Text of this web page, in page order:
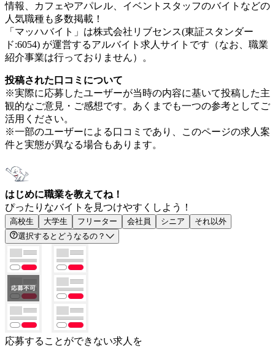
情報、カフェやアパレル、イベントスタッフのバイトなどの
人気職種も多数掲載！
「マッハバイト」は株式会社リブセンス(東証スタンダー
ド:6054) が運営するアルバイト求人サイトです（なお、職業
紹介事業は行っておりません）。
投稿された口コミについて
※実際に応募したユーザーが当時の内容に基いて投稿した主
観的なご意見・ご感想です。あくまでも一つの参考としてご
活用ください。
※一部のユーザーによる口コミであり、このページの求人案
件と実態が異なる場合もあります。
はじめに職業を教えてね！
ぴったりなバイトを見つけやすくしよう！
高校生 大学生 フリーター 会社員 シニア
それ以外
選択するとどうなるの？
応募することができない求人を